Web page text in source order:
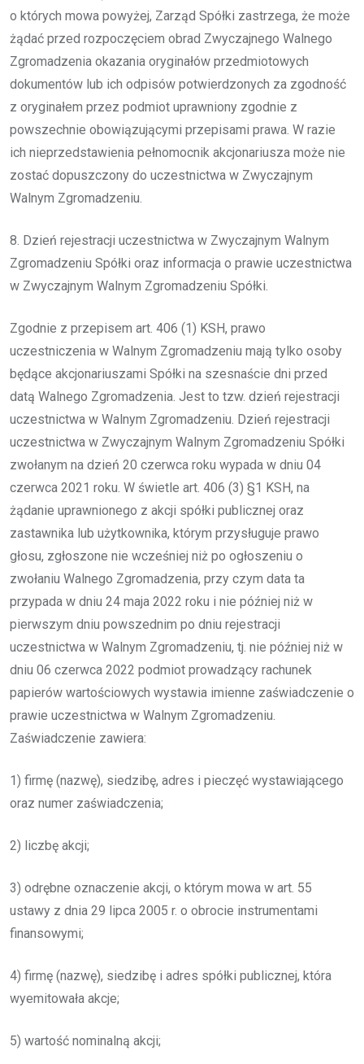
o których mowa powyżej, Zarząd Spółki zastrzega, że może
żądać przed rozpoczęciem obrad Zwyczajnego Walnego
Zgromadzenia okazania oryginałów przedmiotowych
dokumentów lub ich odpisów potwierdzonych za zgodność
z oryginałem przez podmiot uprawniony zgodnie z
powszechnie obowiązującymi przepisami prawa. W razie
ich nieprzedstawienia pełnomocnik akcjonariusza może nie
zostać dopuszczony do uczestnictwa w Zwyczajnym
Walnym Zgromadzeniu.
8. Dzień rejestracji uczestnictwa w Zwyczajnym Walnym
Zgromadzeniu Spółki oraz informacja o prawie uczestnictwa
w Zwyczajnym Walnym Zgromadzeniu Spółki.
Zgodnie z przepisem art. 406 (1) KSH, prawo
uczestniczenia w Walnym Zgromadzeniu mają tylko osoby
będące akcjonariuszami Spółki na szesnaście dni przed
datą Walnego Zgromadzenia. Jest to tzw. dzień rejestracji
uczestnictwa w Walnym Zgromadzeniu. Dzień rejestracji
uczestnictwa w Zwyczajnym Walnym Zgromadzeniu Spółki
zwołanym na dzień 20 czerwca roku wypada w dniu 04
czerwca 2021 roku. W świetle art. 406 (3) §1 KSH, na
żądanie uprawnionego z akcji spółki publicznej oraz
zastawnika lub użytkownika, którym przysługuje prawo
głosu, zgłoszone nie wcześniej niż po ogłoszeniu o
zwołaniu Walnego Zgromadzenia, przy czym data ta
przypada w dniu 24 maja 2022 roku i nie później niż w
pierwszym dniu powszednim po dniu rejestracji
uczestnictwa w Walnym Zgromadzeniu, tj. nie później niż w
dniu 06 czerwca 2022 podmiot prowadzący rachunek
papierów wartościowych wystawia imienne zaświadczenie o
prawie uczestnictwa w Walnym Zgromadzeniu.
Zaświadczenie zawiera:
1) firmę (nazwę), siedzibę, adres i pieczęć wystawiającego
oraz numer zaświadczenia;
2) liczbę akcji;
3) odrębne oznaczenie akcji, o którym mowa w art. 55
ustawy z dnia 29 lipca 2005 r. o obrocie instrumentami
finansowymi;
4) firmę (nazwę), siedzibę i adres spółki publicznej, która
wyemitowała akcje;
5) wartość nominalną akcji;